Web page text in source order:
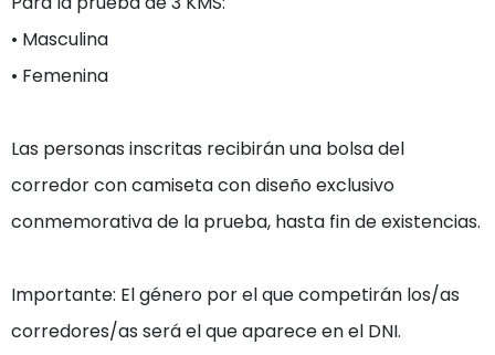
• Masculina
• Femenina
Las personas inscritas recibirán una bolsa del
corredor con camiseta con diseño exclusivo
conmemorativa de la prueba, hasta fin de existencias.
Importante: El género por el que competirán los/as